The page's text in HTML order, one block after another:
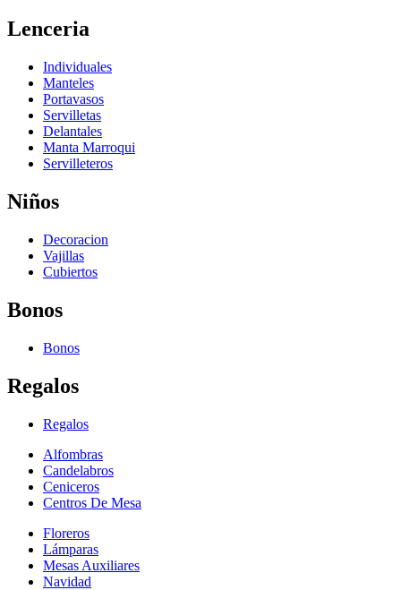
Lenceria
Individuales
Manteles
Portavasos
Servilletas
Delantales
Manta Marroqui
Servilleteros
Niños
Decoracion
Vajillas
Cubiertos
Bonos
Bonos
Regalos
Regalos
Alfombras
Candelabros
Ceniceros
Centros De Mesa
Floreros
Lámparas
Mesas Auxiliares
Navidad